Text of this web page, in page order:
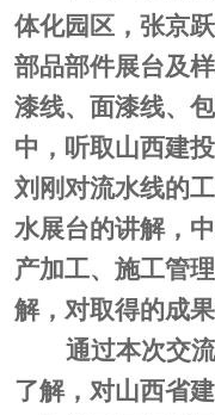
体化园区，张京
部品部件展台及
漆线、面漆线、
中 ， 听取山西建
刘刚 对流水线的
水展台的讲解，
产加工、施工管
解，对取得的成
通过本次交
了解，对山西省